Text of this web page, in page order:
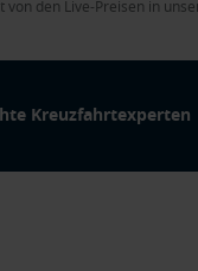
den Live-Preisen in
Kreuzfahrtexperten